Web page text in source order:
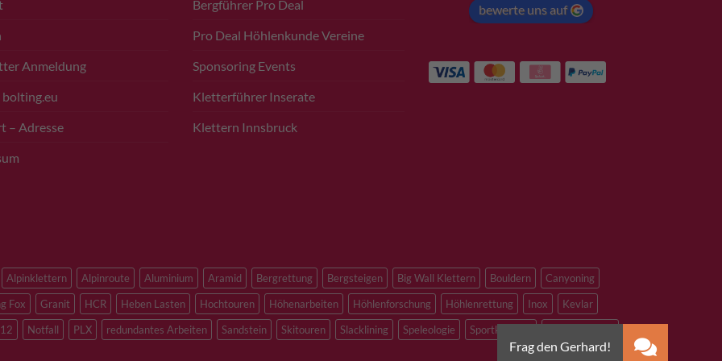
Anmeldung
– Adresse
Bergführer Pro Deal
Pro Deal Höhlenkunde Vereine
Sponsoring Events
Kletterführer Inserate
Klettern Innsbruck
bewerte uns auf
Alpinklettern Alpinroute Aluminium Aramid Bergrettung Bergsteigen Big Wall Klettern Bouldern
Canyoning
Fox
Granit HCR Heben Lasten Hochtouren Höhenarbeiten Höhlenforschung Höhlenrettung Inox
Kevlar
Notfall PLX redundantes Arbeiten Sandstein Skitouren Slacklining Speleologie Sportklettern